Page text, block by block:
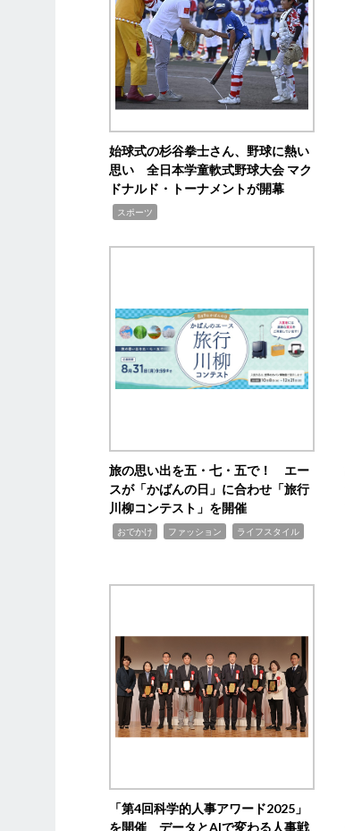
始球式の杉谷拳士さん、野球に熱い
思い 全日本学童軟式野球大会 マク
ドナルド・トーナメントが開幕
スポーツ
旅の思い出を五・七・五で！ エー
スが「かばんの日」に合わせ「旅行
川柳コンテスト」を開催
おでかけ ファッション ライフスタイル
「第4回科学的人事アワード2025」
を開催 データとAIで変わる人事戦